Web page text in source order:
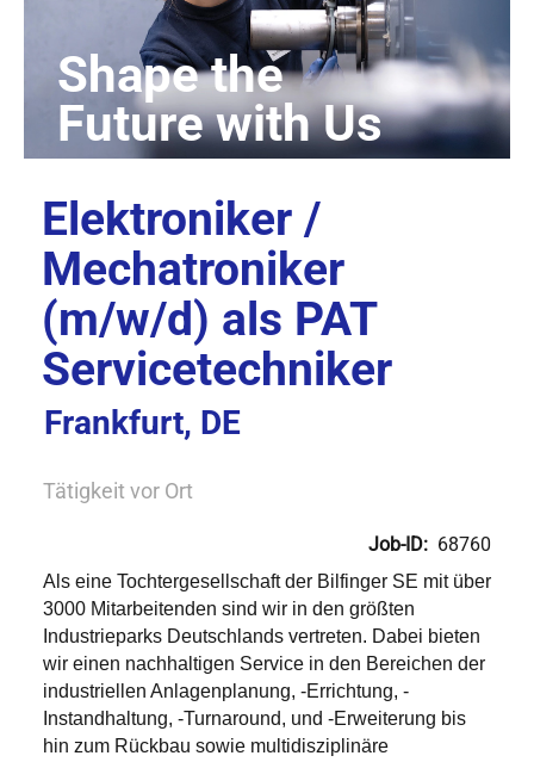
Elektroniker /
Mechatroniker
(m/w/d) als PAT
Servicetechniker
Frankfurt, DE
Tätigkeit vor Ort
Job-ID: 68760
Als eine Tochtergesellschaft der Bilfinger SE mit über
3000 Mitarbeitenden sind wir in den größten
Industrieparks Deutschlands vertreten. Dabei bieten
wir einen nachhaltigen Service in den Bereichen der
industriellen Anlagenplanung, -Errichtung, -
Instandhaltung, -Turnaround, und -Erweiterung bis
hin zum Rückbau sowie multidisziplinäre